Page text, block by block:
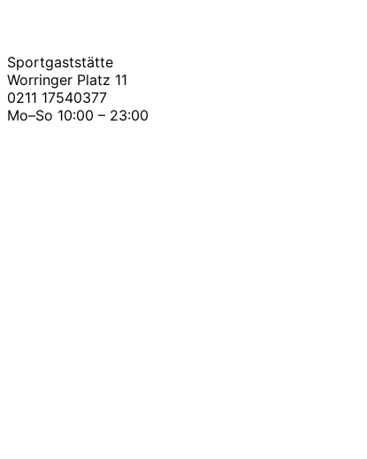
Sportgaststätte
Worringer Platz 11
0211 17540377
Mo–So 10:00 – 23:00